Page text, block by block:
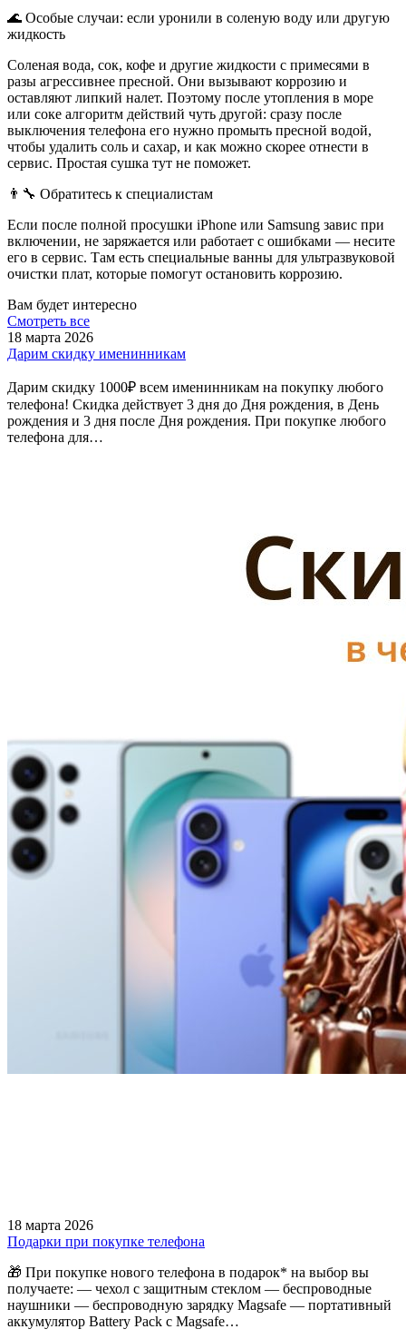
🌊 Особые случаи: если уронили в соленую воду или другую
жидкость
Соленая вода, сок, кофе и другие жидкости с примесями в
разы агрессивнее пресной. Они вызывают коррозию и
оставляют липкий налет. Поэтому после утопления в море
или соке алгоритм действий чуть другой: сразу после
выключения телефона его нужно промыть пресной водой,
чтобы удалить соль и сахар, и как можно скорее отнести в
сервис. Простая сушка тут не поможет.
👨‍🔧 Обратитесь к специалистам
Если после полной просушки iPhone или Samsung завис при
включении, не заряжается или работает с ошибками — несите
его в сервис. Там есть специальные ванны для ультразвуковой
очистки плат, которые помогут остановить коррозию.
Вам будет интересно
Смотреть все
18 марта 2026
Дарим скидку именинникам
Дарим скидку 1000₽ всем именинникам на покупку любого
телефона! Скидка действует 3 дня до Дня рождения, в День
рождения и 3 дня после Дня рождения. При покупке любого
телефона для…
18 марта 2026
Подарки при покупке телефона
🎁 При покупке нового телефона в подарок* на выбор вы
получаете: — чехол с защитным стеклом — беспроводные
наушники — беспроводную зарядку Magsafe — портативный
аккумулятор Battery Pack с Magsafe…